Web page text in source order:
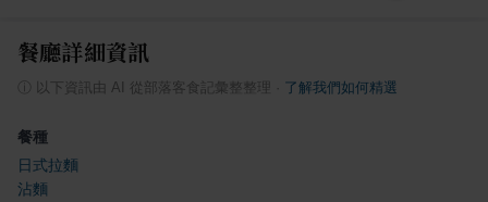
餐廳詳細資訊
ⓘ 以下資訊由 AI 從部落客食記彙整整理 了解我們如何精選
餐種
日式拉麵
沾麵